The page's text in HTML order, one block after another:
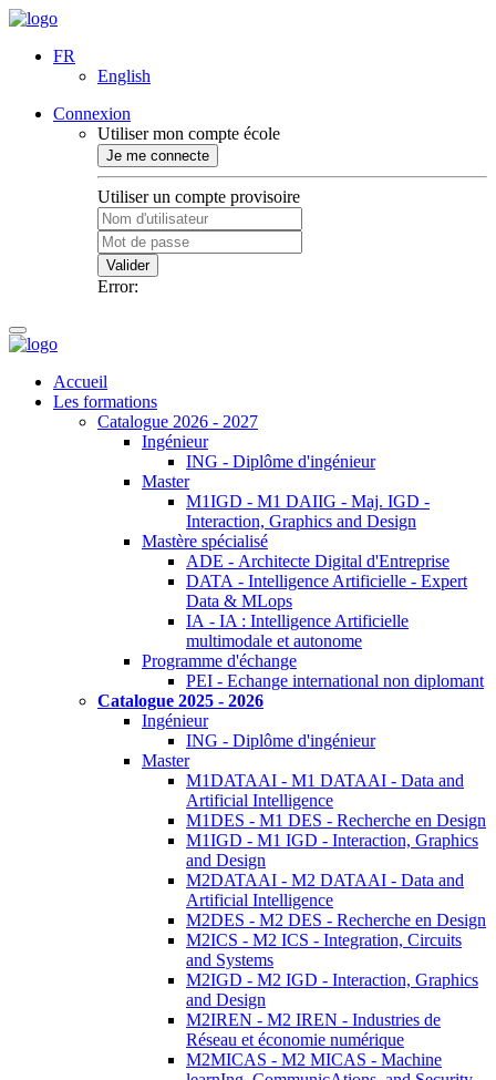
FR
English
Connexion
Utiliser mon compte école
Je me connecte
Utiliser un compte provisoire
Valider
Error:
Accueil
Les formations
Catalogue 2026 - 2027
Ingénieur
ING - Diplôme d'ingénieur
Master
M1IGD - M1 DAIIG - Maj. IGD -
Interaction, Graphics and Design
Mastère spécialisé
ADE - Architecte Digital d'Entreprise
DATA - Intelligence Artificielle - Expert
Data & MLops
IA - IA : Intelligence Artificielle
multimodale et autonome
Programme d'échange
PEI - Echange international non diplomant
Catalogue 2025 - 2026
Ingénieur
ING - Diplôme d'ingénieur
Master
M1DATAAI - M1 DATAAI - Data and
Artificial Intelligence
M1DES - M1 DES - Recherche en Design
M1IGD - M1 IGD - Interaction, Graphics
and Design
M2DATAAI - M2 DATAAI - Data and
Artificial Intelligence
M2DES - M2 DES - Recherche en Design
M2ICS - M2 ICS - Integration, Circuits
and Systems
M2IGD - M2 IGD - Interaction, Graphics
and Design
M2IREN - M2 IREN - Industries de
Réseau et économie numérique
M2MICAS - M2 MICAS - Machine